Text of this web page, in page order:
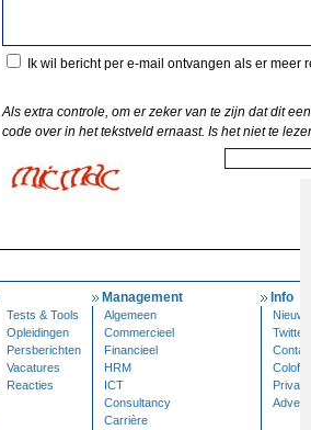
Ik wil bericht per e-mail ontvangen als er meer
Als extra controle, om er zeker van te zijn dat dit
code over in het tekstveld ernaast. Is het niet te
Tests & Tools
Opleidingen
Persberichten
Vacatures
Reacties
Management
Algemeen
Commercieel
Financieel
HRM
ICT
Consultancy
Carrière
Info
Twitter
Contact
Colofon
Privacy